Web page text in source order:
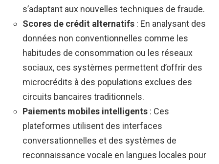
s’adaptant aux nouvelles techniques de fraude.
Scores de crédit alternatifs : En analysant des
données non conventionnelles comme les
habitudes de consommation ou les réseaux
sociaux, ces systèmes permettent d’offrir des
microcrédits à des populations exclues des
circuits bancaires traditionnels.
Paiements mobiles intelligents : Ces
plateformes utilisent des interfaces
conversationnelles et des systèmes de
reconnaissance vocale en langues locales pour